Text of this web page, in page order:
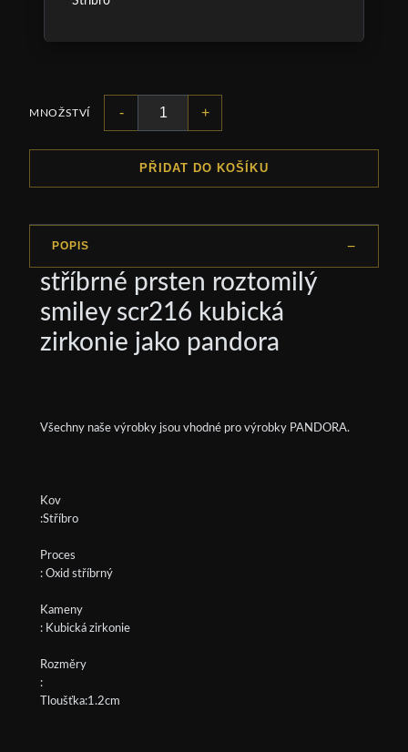
MNOŽSTVÍ - +
PŘIDAT DO KOŠÍKU
POPIS
stříbrné prsten roztomilý
smiley scr216 kubická
zirkonie jako pandora
Všechny naše výrobky jsou vhodné pro výrobky PANDORA.
Kov
:Stříbro
Proces
: Oxid stříbrný
Kameny
: Kubická zirkonie
Rozměry
:
Tloušťka:1.2cm